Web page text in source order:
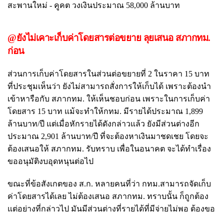
สะพานใหม่ - คูคต วงเงินประมาณ 58,000 ล้านบาท
@ยังไม่เคาะเก็บค่าโดยสารต่อขยาย ลุยเสนอ สภากทม.
ก่อน
ส่วนการเก็บค่าโดยสารในส่วนต่อขยายที่ 2 ในราคา 15 บาท
ที่ประชุมเห็นว่า ยังไม่สามารถสั่งการให้เก็บได้ เพราะต้องนำ
เข้าหารือกับ สภากทม. ให้เห็นชอบก่อน เพราะในการเก็บค่า
โดยสาร 15 บาท แม้จะทำให้กทม. มีรายได้ประมาณ 1,899
ล้านบาท/ปี แต่เมื่อหักรายได้ดังกล่าวแล้ว ยังมีส่วนต่างอีก
ประมาณ 2,901 ล้านบาท/ปี ที่จะต้องหาเงินมาชดเชย โดยจะ
ต้องเสนอให้ สภากทม. รับทราบ เพื่อในอนาคต จะได้ทำเรื่อง
ขออนุมัติงบอุดหนุนต่อไป
ขณะที่ข้อสังเกตของ ส.ก. หลายคนที่ว่า กทม.สามารถจัดเก็บ
ค่าโดยสารได้เลย ไม่ต้องเสนอ สภากทม. ทราบนั้น ก็ถูกต้อง
แต่อย่างที่กล่าวไป มันมีส่วนต่างที่รายได้ที่มีจ่ายไม่พอ ต้องขอ